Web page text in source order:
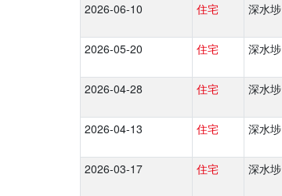
2026-06-10
住宅 深水埗
2026-05-20 住宅 深水埗
2026-04-28 住宅 深水埗
2026-04-13 住宅 深水埗
2026-03-17 住宅 深水埗